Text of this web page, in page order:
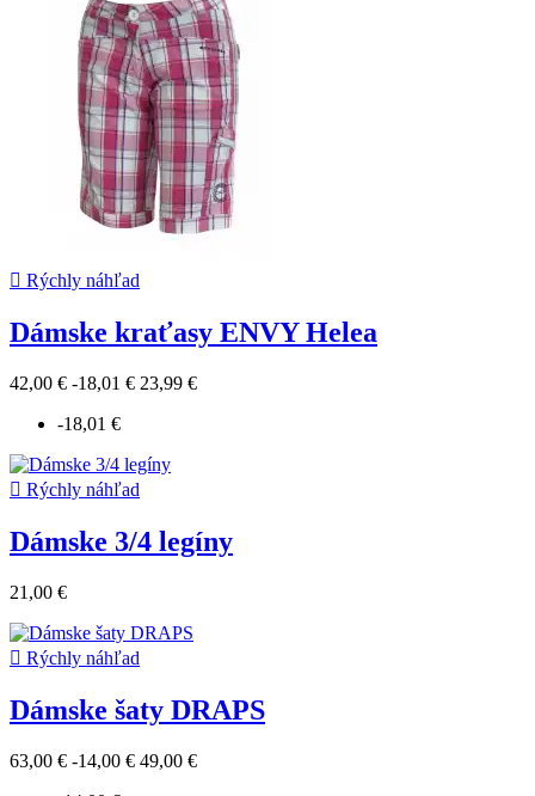
 Rýchly náhľad
Dámske kraťasy ENVY Helea
42,00 € -18,01 € 23,99 €
-18,01 €
 Rýchly náhľad
Dámske 3/4 legíny
21,00 €
 Rýchly náhľad
Dámske šaty DRAPS
63,00 € -14,00 € 49,00 €